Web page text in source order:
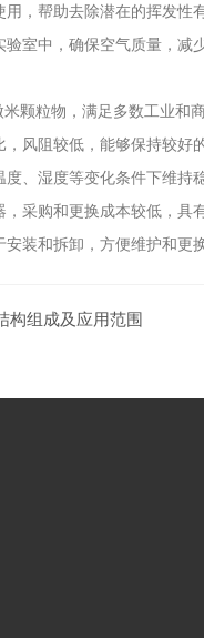
帮助去除潜在的挥发性有
中，确保空气质量，减少
粒物，满足多数工业和商
阻较低，能够保持较好的
湿度等变化条件下维持稳
购和更换成本较低，具有
装和拆卸，方便维护和更换
构组成及应用范围